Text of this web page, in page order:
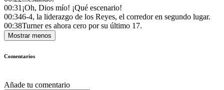
00:31¡Oh, Dios mío! ¡Qué escenario!
00:346-4, la liderazgo de los Reyes, el corredor en segundo lugar.
00:38Turner es ahora cero por su último 17.
Mostrar menos
Comentarios
Añade tu comentario